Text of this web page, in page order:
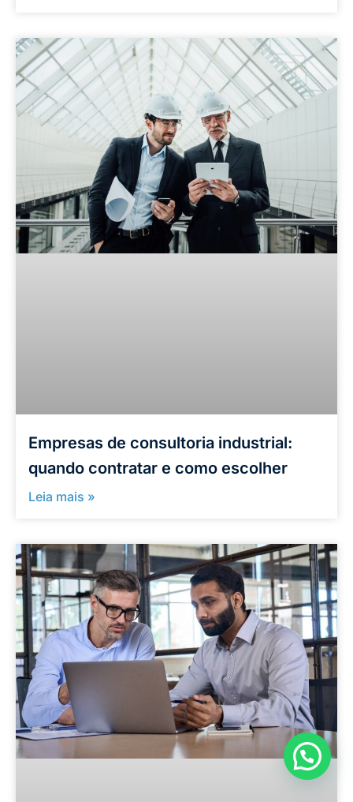
Empresas de consultoria industrial:
quando contratar e como escolher
Leia mais »
Como podemos ajudar?